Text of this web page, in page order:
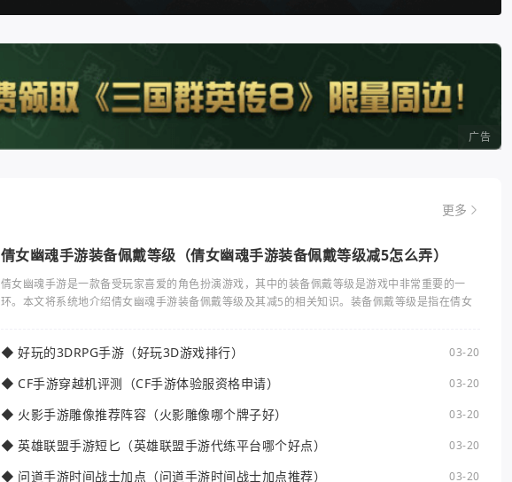
广告
更多
倩女幽魂手游装备佩戴等级（倩女幽魂手游装备佩戴等级减5怎么弄）
倩女幽魂手游是一款备受玩家喜爱的角色扮演游戏，其中的装备佩戴等级是游戏中非常重要的一
环。本文将系统地介绍倩女幽魂手游装备佩戴等级及其减5的相关知识。装备佩戴等级是指在倩女
◆ 好玩的3DRPG手游（好玩3D游戏排行） 03-20
◆ CF手游穿越机评测（CF手游体验服资格申请） 03-20
◆ 火影手游雕像推荐阵容（火影雕像哪个牌子好） 03-20
◆ 英雄联盟手游短匕（英雄联盟手游代练平台哪个好点） 03-20
◆ 问道手游时间战士加点（问道手游时间战士加点推荐） 03-20